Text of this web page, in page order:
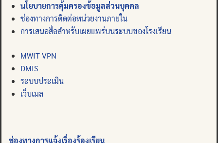
นโยบายการคุ้มครองข้อมูลส่วนบุคคล
ช่องทางการติดต่อหน่วยงานภายใน
การเสนอสื่อสำหรับเผยแพร่บนระบบของโรงเรียน
MWIT VPN
DMIS
ระบบประเมิน
เว็บเมล
ช่องทางการแจ้งเรื่องร้องเรียน